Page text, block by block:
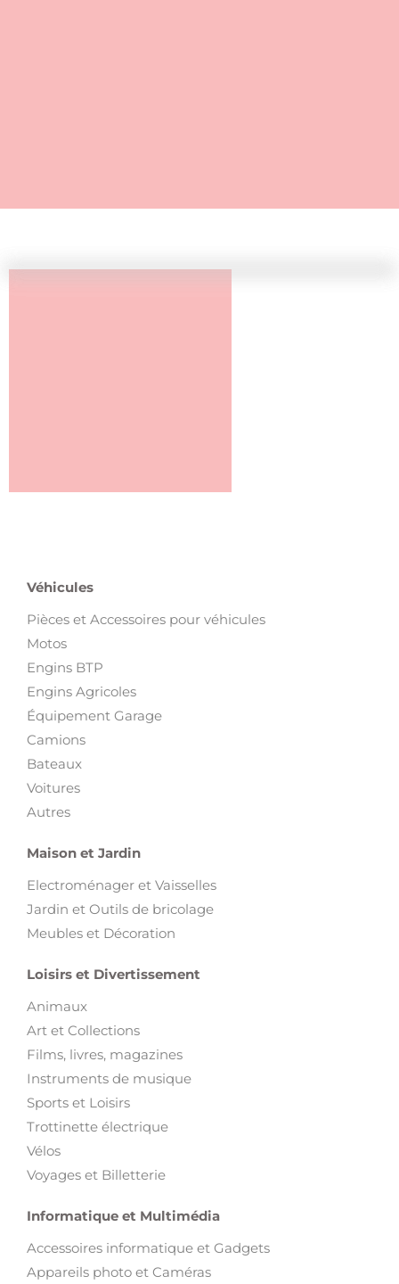
Véhicules
Pièces et Accessoires pour véhicules
Motos
Engins BTP
Engins Agricoles
Équipement Garage
Camions
Bateaux
Voitures
Autres
Maison et Jardin
Electroménager et Vaisselles
Jardin et Outils de bricolage
Meubles et Décoration
Loisirs et Divertissement
Animaux
Art et Collections
Films, livres, magazines
Instruments de musique
Sports et Loisirs
Trottinette électrique
Vélos
Voyages et Billetterie
Informatique et Multimédia
Accessoires informatique et Gadgets
Appareils photo et Caméras